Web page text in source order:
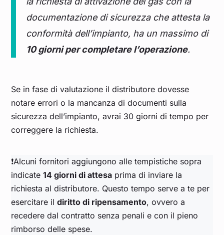
documentazione di sicurezza che attesta la
conformità dell’impianto, ha un massimo di
10 giorni per completare l’operazione.
Se in fase di valutazione il distributore dovesse
notare errori o la mancanza di documenti sulla
sicurezza dell’impianto, avrai 30 giorni di tempo per
correggere la richiesta.
❗Alcuni fornitori aggiungono alle tempistiche sopra
indicate14 giorni di attesa prima di inviare la
richiesta al distributore. Questo tempo serve a te per
esercitare ildiritto di ripensamento, ovvero a
recedere dal contratto senza penali e con il pieno
rimborso delle spese.